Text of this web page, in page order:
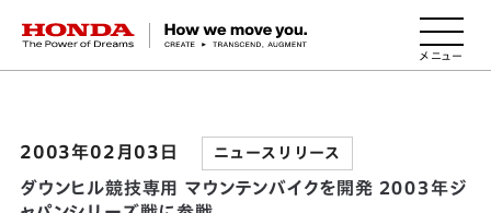
HONDA The Power of Dreams
2003年02月03日 ニュースリリース
ダウンヒル競技専用 マウンテンバイクを開発 ２００３年ジ